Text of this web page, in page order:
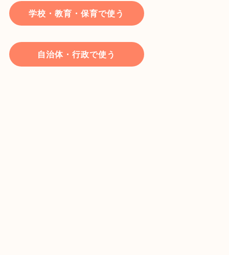
学校・教育・保育で使う
自治体・行政で使う